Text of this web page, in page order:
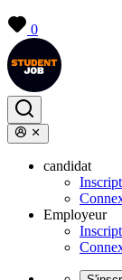
0
candidat
Employeur